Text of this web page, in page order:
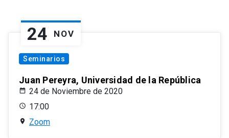
24 NOV
Seminarios
Juan Pereyra, Universidad de la República
24 de Noviembre de 2020
17:00
Zoom